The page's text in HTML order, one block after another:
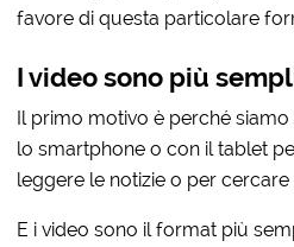
favore di questa particolare
I video sono più
Il primo motivo è perché
lo smartphone o con il tablet
leggere le notizie o per
E i video sono il format più